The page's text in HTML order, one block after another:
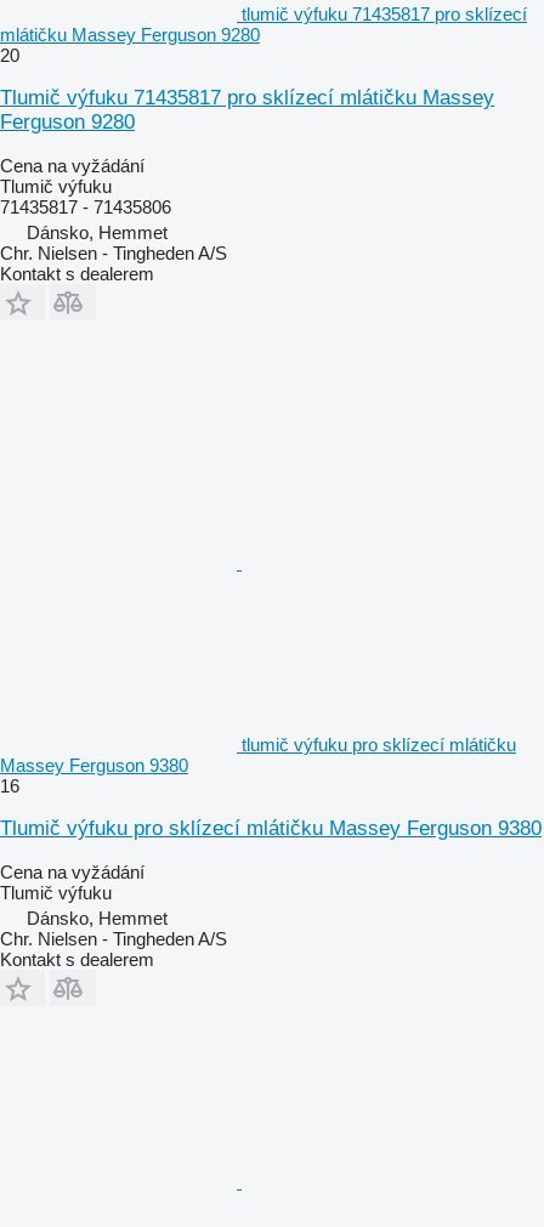
tlumič výfuku 71435817 pro sklízecí
mlátičku Massey Ferguson 9280
20
Tlumič výfuku 71435817 pro sklízecí mlátičku Massey
Ferguson 9280
Cena na vyžádání
Tlumič výfuku
71435817 - 71435806
Dánsko, Hemmet
Chr. Nielsen - Tingheden A/S
Kontakt s dealerem
tlumič výfuku pro sklízecí mlátičku
Massey Ferguson 9380
16
Tlumič výfuku pro sklízecí mlátičku Massey Ferguson 9380
Cena na vyžádání
Tlumič výfuku
Dánsko, Hemmet
Chr. Nielsen - Tingheden A/S
Kontakt s dealerem